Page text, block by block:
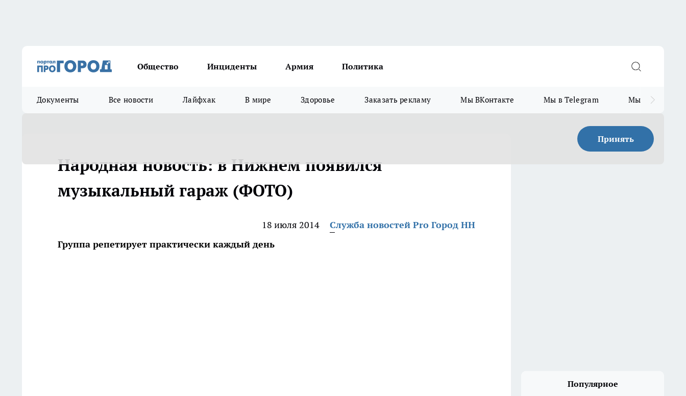
Общество Инциденты Армия Политика
Документы Все новости Лайфхак В мире Здоровье Заказать рекламу Мы ВКонтакте Мы в Telegram Мы в MAX
Принять
Народная новость: в Нижнем появился
музыкальный гараж (ФОТО)
18 июля 2014
Служба новостей Pro Город НН
Группа репетирует практически каждый день
Популярное